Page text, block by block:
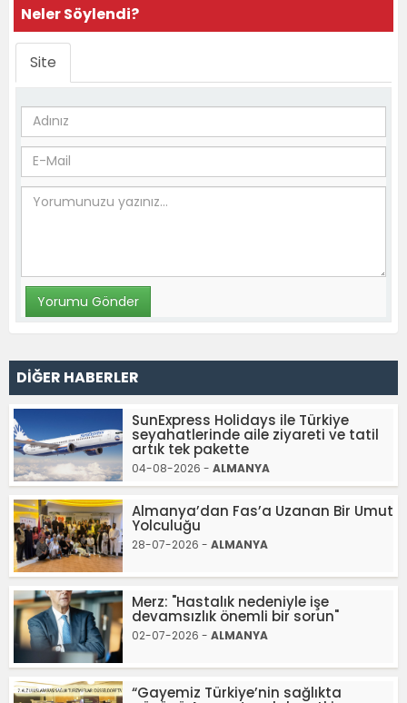
Neler Söylendi?
Site
DİĞER HABERLER
SunExpress Holidays ile Türkiye
seyahatlerinde aile ziyareti ve tatil
artık tek pakette
04-08-2026 - ALMANYA
Almanya’dan Fas’a Uzanan Bir Umut
Yolculuğu
28-07-2026 - ALMANYA
Merz: "Hastalık nedeniyle işe
devamsızlık önemli bir sorun"
02-07-2026 - ALMANYA
“Gayemiz Türkiye’nin sağlıkta